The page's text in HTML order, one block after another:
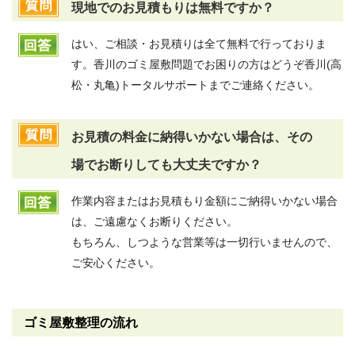
現地でのお見積もりは無料ですか？
はい、ご相談・お見積りは全て無料で行っておりま
す。香川のゴミ屋敷問題でお困りの方はどうぞ香川(高
松・丸亀)トータルサポートまでご連絡ください。
お見積の料金に納得いかない場合は、その
場でお断りしても大丈夫ですか？
作業内容またはお見積もり金額にご納得いかない場合
は、ご遠慮なくお断りください。
もちろん、しつような営業等は一切行いませんので、
ご安心ください。
ゴミ屋敷整理の流れ